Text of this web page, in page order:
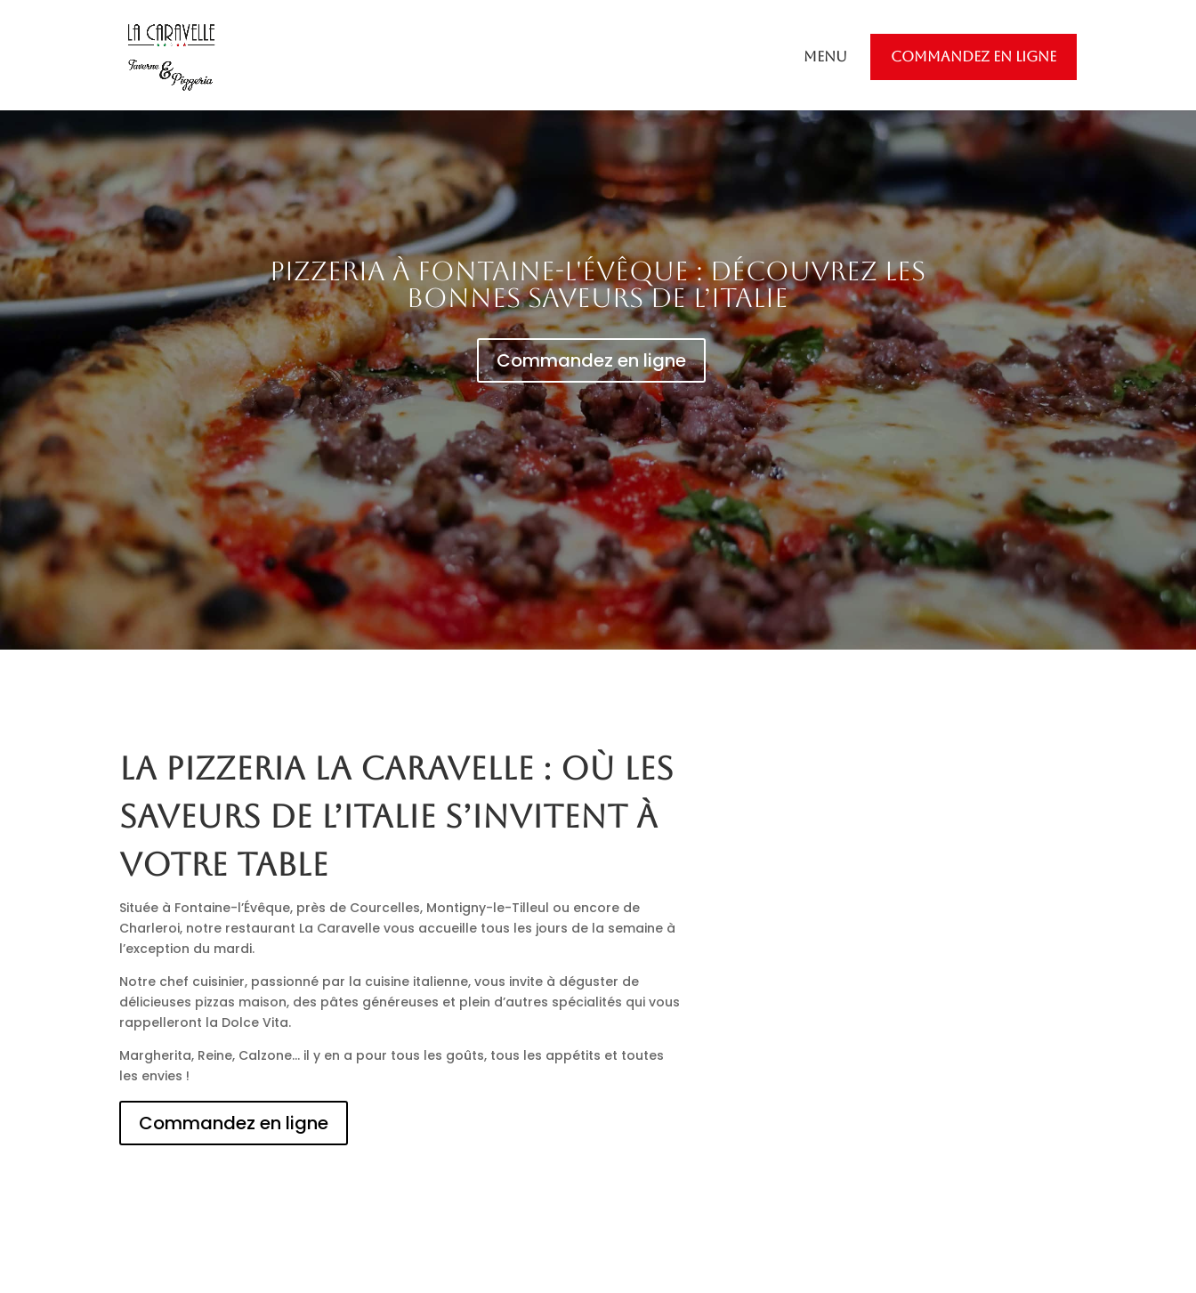
Menu COMMANDEZ EN LIGNE
Pizzeria à Fontaine-l'Évêque : découvrez les
bonnes saveurs de l’Italie
Commandez en ligne
La pizzeria La Caravelle : où les
saveurs de l’Italie s’invitent à
votre table
Située à Fontaine-l’Évêque, près de Courcelles, Montigny-le-Tilleul ou encore de
Charleroi, notre restaurant La Caravelle vous accueille tous les jours de la semaine à
l’exception du mardi.
Notre chef cuisinier, passionné par la cuisine italienne, vous invite à déguster de
délicieuses pizzas maison, des pâtes généreuses et plein d’autres spécialités qui vous
rappelleront la Dolce Vita.
Margherita, Reine, Calzone… il y en a pour tous les goûts, tous les appétits et toutes
les envies !
Commandez en ligne